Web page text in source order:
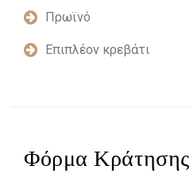
Πρωϊνό
Επιπλέον κρεβάτι
Φόρμα Κράτησης